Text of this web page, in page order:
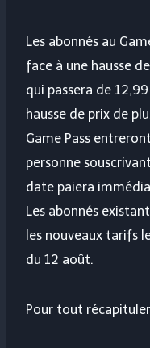
Les abonnés au
face à une hausse
qui passera de
hausse de prix de
Game Pass
personne
date paiera
Les abonnés
les nouveaux tarifs
du 12 août.
Pour tout